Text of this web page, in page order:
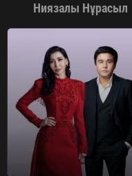
Ниязалы Нұрасыл